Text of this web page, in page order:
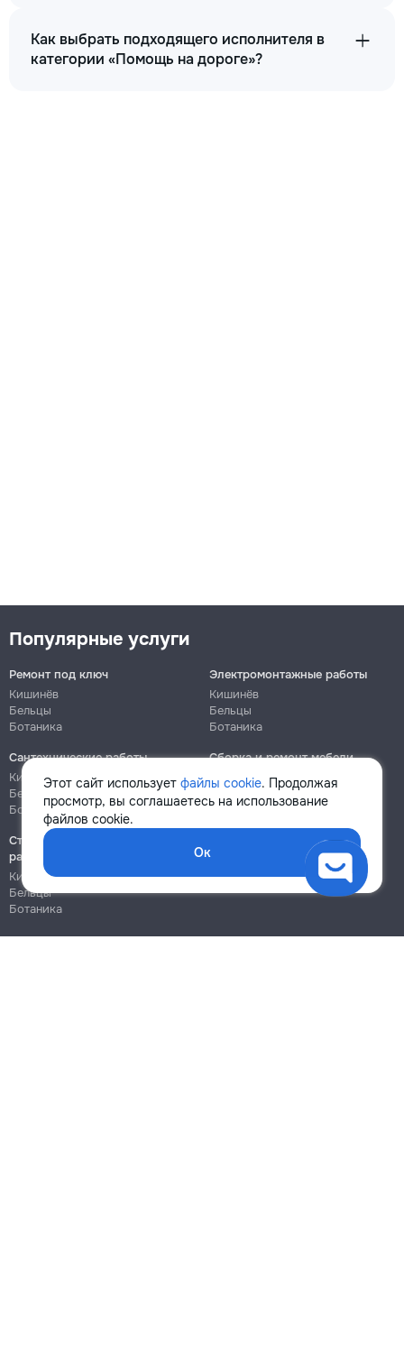
Как выбрать подходящего исполнителя в
категории «Помощь на дороге»?
Этот сайт использует файлы cookie. Продолжая
просмотр, вы соглашаетесь на использование
файлов cookie.
Ок
Популярные услуги
Ремонт под ключ
Кишинёв
Бельцы
Ботаника
Электромонтажные работы
Кишинёв
Бельцы
Ботаника
Сантехнические работы
Кишинёв
Бельцы
Ботаника
Сборка и ремонт мебели
Кишинёв
Ботаника
Строительно-монтажные
работы
Кишинёв
Бельцы
Ботаника